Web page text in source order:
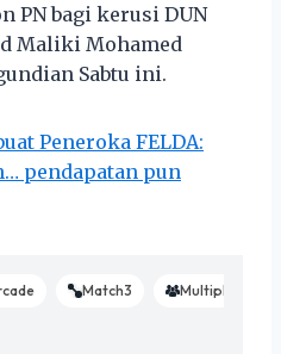
PN bagi kerusi DUN
Maliki Mohamed
Sabtu ini.
Peneroka FELDA:
pendapatan pun